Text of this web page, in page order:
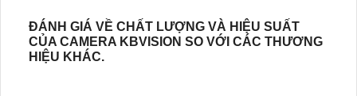
ĐÁNH GIÁ VỀ CHẤT LƯỢNG VÀ HIỆU SUẤT
CỦA CAMERA KBVISION SO VỚI CÁC THƯƠNG
HIỆU KHÁC.